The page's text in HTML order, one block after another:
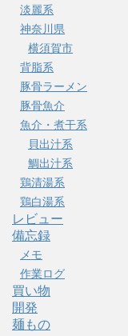
淡麗系
神奈川県
横須賀市
背脂系
豚骨ラーメン
豚骨魚介
魚介・煮干系
貝出汁系
鯛出汁系
鶏清湯系
鶏白湯系
レビュー
備忘録
メモ
作業ログ
買い物
開発
麺もの